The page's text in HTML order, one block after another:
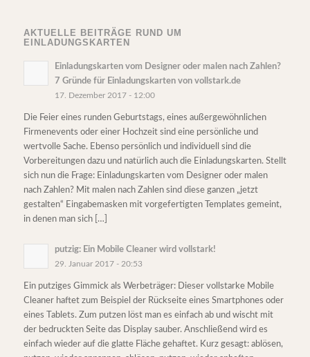
AKTUELLE BEITRÄGE RUND UM
EINLADUNGSKARTEN
Einladungskarten vom Designer oder malen nach Zahlen?
7 Gründe für Einladungskarten von vollstark.de
17. Dezember 2017 - 12:00
Die Feier eines runden Geburtstags, eines außergewöhnlichen
Firmenevents oder einer Hochzeit sind eine persönliche und
wertvolle Sache. Ebenso persönlich und individuell sind die
Vorbereitungen dazu und natürlich auch die Einladungskarten. Stellt
sich nun die Frage: Einladungskarten vom Designer oder malen
nach Zahlen? Mit malen nach Zahlen sind diese ganzen „jetzt
gestalten“ Eingabemasken mit vorgefertigten Templates gemeint,
in denen man sich […]
putzig: Ein Mobile Cleaner wird vollstark!
29. Januar 2017 - 20:53
Ein putziges Gimmick als Werbeträger: Dieser vollstarke Mobile
Cleaner haftet zum Beispiel der Rückseite eines Smartphones oder
eines Tablets. Zum putzen löst man es einfach ab und wischt mit
der bedruckten Seite das Display sauber. Anschließend wird es
einfach wieder auf die glatte Fläche gehaftet. Kurz gesagt: ablösen,